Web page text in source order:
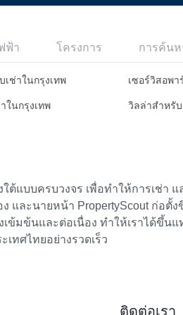
ฟ้า โครงการ การค้น
เช่าในกรุงเทพ เซอร์วิสอพ
ในกรุงเทพ วิลล่าสำหรับ
ต้แบบครบวงจร เพื่อทำให้การเช่า
และนายหน้า PropertyScout ก่อตั้
มข้นและต่อเนื่อง ทำให้เราได้ขึ้น
ทศไทยอย่างรวดเร็ว
ติดต่อเรา